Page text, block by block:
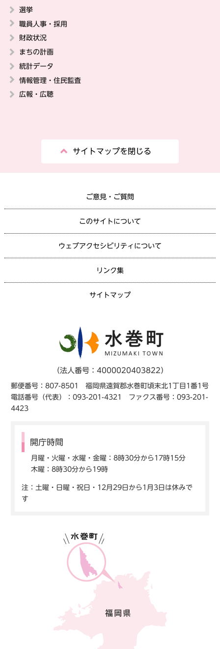
選挙
職員人事・採用
財政状況
まちの計画
統計データ
情報管理・住民監査
広報・広聴
サイトマップを閉じる
ご意見・ご質問
このサイトについて
ウェブアクセシビリティについて
リンク集
サイトマップ
（法人番号：4000020403822）
郵便番号：807-8501 福岡県遠賀郡水巻町頃末北1丁目1番1号
電話番号（代表）：093-201-4321 ファクス番号：093-201-
4423
開庁時間
月曜・火曜・水曜・金曜：8時30分から17時15分
木曜：8時30分から19時
注：土曜・日曜・祝日・12月29日から1月3日は休みで
す